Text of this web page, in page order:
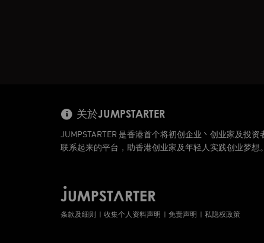
关於JUMPSTARTER
JUMPSTARTER 是香港首个将初创企业丶创业家及投资
联系起来的平台，助香港创业家及年轻人实践创业梦想。
条款及细则 收集个人资料声明 免责声明 私隐权政策